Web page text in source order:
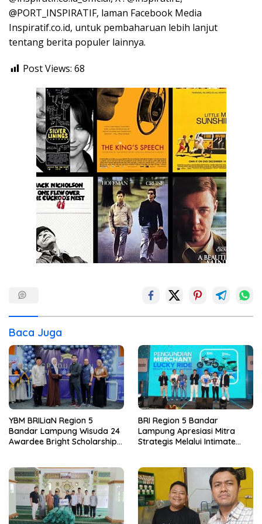
@PORT_INSPIRATIF, laman Facebook Media
Inspiratif.co.id, untuk pembaharuan lebih lanjut
tentang berita populer lainnya.
Post Views: 68
Baca Juga
YBM BRILiaN Region 5
Bandar Lampung Wisuda 24
Awardee Bright Scholarship
BRI Region 5 Bandar
Lampung Apresiasi Mitra
Strategis Melalui Intimate
Ride